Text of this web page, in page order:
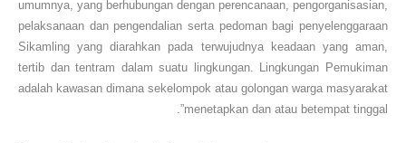
umumnya, yang berhubungan dengan perencanaan, pengorganisasian,
pelaksanaan dan pengendalian serta pedoman bagi penyelenggaraan
Sikamling yang diarahkan pada terwujudnya keadaan yang aman,
tertib dan tentram dalam suatu lingkungan. Lingkungan Pemukiman
adalah kawasan dimana sekelompok atau golongan warga masyarakat
menetapkan dan atau betempat tinggal”.